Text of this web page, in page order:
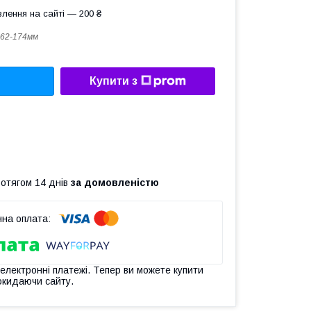
на сайті — 200 ₴
174мм
Купити з
14 днів за домовленістю
платежі. Тепер ви можете купити
сайту.